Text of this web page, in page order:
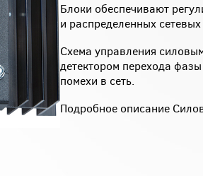
Блоки обеспечивают
и распределенных
Схема управления
детектором перехода
помехи в сеть.
Подробное описание